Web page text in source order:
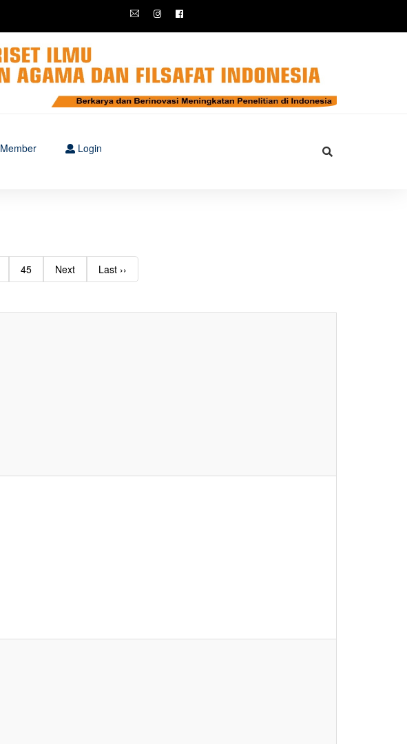
Member Login
45 Next Last ››